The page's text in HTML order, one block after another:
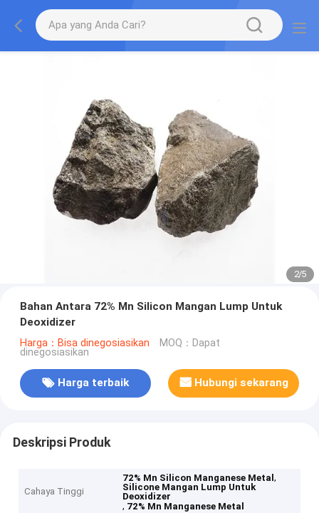
2/5
Bahan Antara 72% Mn Silicon Mangan Lump Untuk
Deoxidizer
Harga：Bisa dinegosiasikan MOQ：Dapat
dinegosiasikan
Harga terbaik Hubungi sekarang
Deskripsi Produk
Cahaya Tinggi
72% Mn Silicon Manganese Metal,
Silicone Mangan Lump Untuk
Deoxidizer
, 72% Mn Manganese Metal